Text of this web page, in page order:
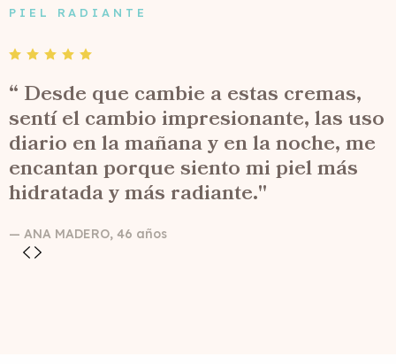
PIEL RADIANTE
“ Desde que cambie a estas cremas,
sentí el cambio impresionante, las uso
diario en la mañana y en la noche, me
encantan porque siento mi piel más
hidratada y más radiante."
— ANA MADERO, 46 años